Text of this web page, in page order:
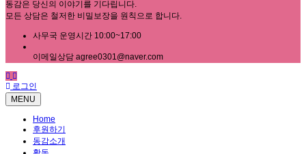
동감은 당신의 이야기를 기다립니다.
모든 상담은 철저한 비밀보장을 원칙으로 합니다.
사무국 운영시간 10:00~17:00
이메일상담 agree0301@naver.com
로그인
MENU
Home
후원하기
동감소개